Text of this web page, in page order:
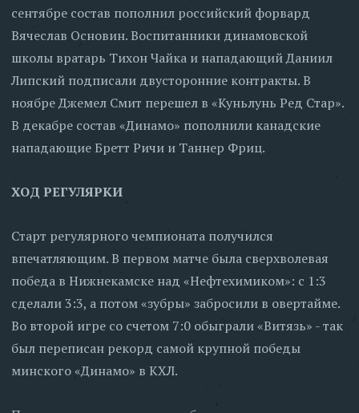
сентябре состав пополнил российский форвард
Вячеслав Основин. Воспитанники динамовской
школы вратарь Тихон Чайка и нападающий Даниил
Липский подписали двусторонние контракты. В
ноябре Джемел Смит перешел в «Куньлунь Ред Стар».
В декабре состав «Динамо» пополнили канадские
нападающие Бретт Ричи и Таннер Фриц.
ХОД РЕГУЛЯРКИ
Старт регулярного чемпионата получился
впечатляющим. В первом матче была сверхволевая
победа в Нижнекамске над «Нефтехимиком»: с 1:3
сделали 3:3, а потом «зубры» забросили в овертайме.
Во второй игре со счетом 7:0 обыграли «Витязь» - так
был переписан рекорд самой крупной победы
минского «Динамо» в КХЛ.